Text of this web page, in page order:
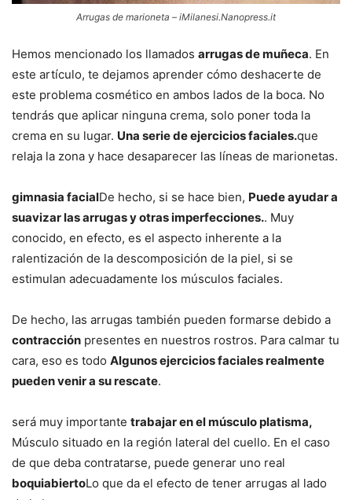
Arrugas de marioneta – iMilanesi.Nanopress.it
Hemos mencionado los llamados arrugas de muñeca. En
este artículo, te dejamos aprender cómo deshacerte de
este problema cosmético en ambos lados de la boca. No
tendrás que aplicar ninguna crema, solo poner toda la
crema en su lugar. Una serie de ejercicios faciales.que
relaja la zona y hace desaparecer las líneas de marionetas.
gimnasia facialDe hecho, si se hace bien, Puede ayudar a
suavizar las arrugas y otras imperfecciones.. Muy
conocido, en efecto, es el aspecto inherente a la
ralentización de la descomposición de la piel, si se
estimulan adecuadamente los músculos faciales.
De hecho, las arrugas también pueden formarse debido a
contracción presentes en nuestros rostros. Para calmar tu
cara, eso es todo Algunos ejercicios faciales realmente
pueden venir a su rescate.
será muy importante trabajar en el músculo platisma,
Músculo situado en la región lateral del cuello. En el caso
de que deba contratarse, puede generar uno real
boquiabiertoLo que da el efecto de tener arrugas al lado